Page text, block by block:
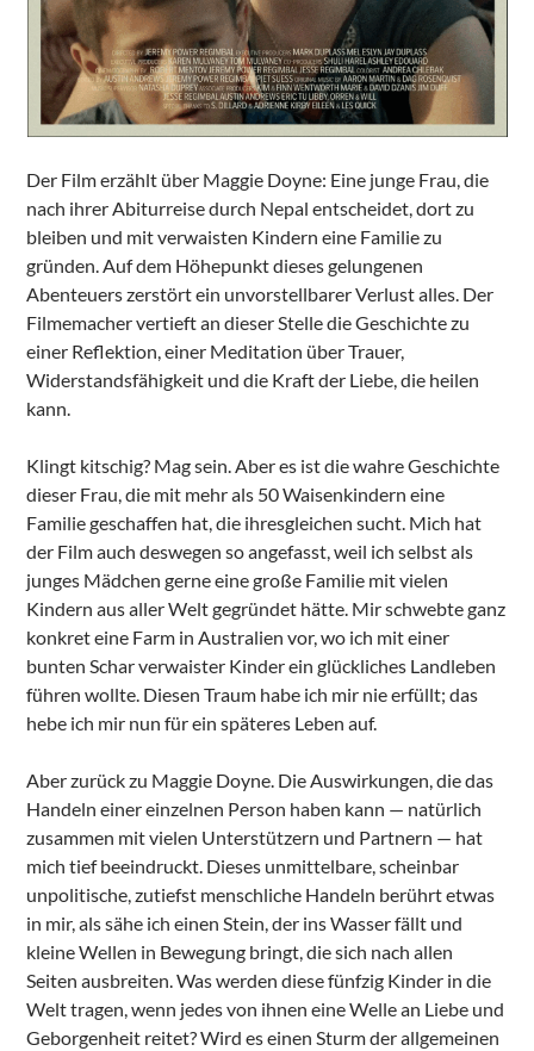
Der Film erzählt über Maggie Doyne: Eine junge Frau, die
nach ihrer Abiturreise durch Nepal entscheidet, dort zu
bleiben und mit verwaisten Kindern eine Familie zu
gründen. Auf dem Höhepunkt dieses gelungenen
Abenteuers zerstört ein unvorstellbarer Verlust alles. Der
Filmemacher vertieft an dieser Stelle die Geschichte zu
einer Reflektion, einer Meditation über Trauer,
Widerstandsfähigkeit und die Kraft der Liebe, die heilen
kann.
Klingt kitschig? Mag sein. Aber es ist die wahre Geschichte
dieser Frau, die mit mehr als 50 Waisenkindern eine
Familie geschaffen hat, die ihresgleichen sucht. Mich hat
der Film auch deswegen so angefasst, weil ich selbst als
junges Mädchen gerne eine große Familie mit vielen
Kindern aus aller Welt gegründet hätte. Mir schwebte ganz
konkret eine Farm in Australien vor, wo ich mit einer
bunten Schar verwaister Kinder ein glückliches Landleben
führen wollte. Diesen Traum habe ich mir nie erfüllt; das
hebe ich mir nun für ein späteres Leben auf.
Aber zurück zu Maggie Doyne. Die Auswirkungen, die das
Handeln einer einzelnen Person haben kann — natürlich
zusammen mit vielen Unterstützern und Partnern — hat
mich tief beeindruckt. Dieses unmittelbare, scheinbar
unpolitische, zutiefst menschliche Handeln berührt etwas
in mir, als sähe ich einen Stein, der ins Wasser fällt und
kleine Wellen in Bewegung bringt, die sich nach allen
Seiten ausbreiten. Was werden diese fünfzig Kinder in die
Welt tragen, wenn jedes von ihnen eine Welle an Liebe und
Geborgenheit reitet? Wird es einen Sturm der allgemeinen